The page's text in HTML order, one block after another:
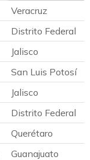
Veracruz
Distrito Federal
Jalisco
San Luis Potosí
Jalisco
Distrito Federal
Querétaro
Guanajuato